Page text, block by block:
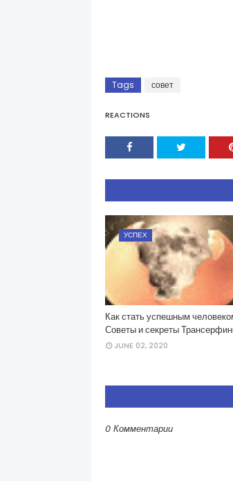
Tags совет
REACTIONS
УСПЕХ
Как стать успешным
Советы и секреты
JUNE 02, 2020
0 Комментарии